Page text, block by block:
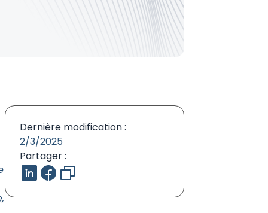
Dernière modification :
2/3/2025
Partager :